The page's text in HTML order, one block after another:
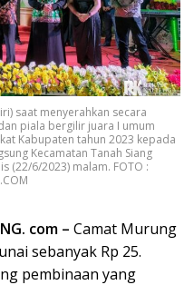
saat menyerahkan secara
piala bergilir juara I umum
Kabupaten tahun 2023 kepada
Kecamatan Tanah Siang
(22/6/2023) malam. FOTO :
com – Camat Murung
sebanyak Rp 25.
pembinaan yang